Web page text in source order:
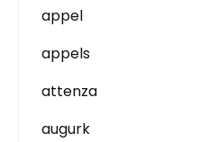
appel
appels
attenza
augurk